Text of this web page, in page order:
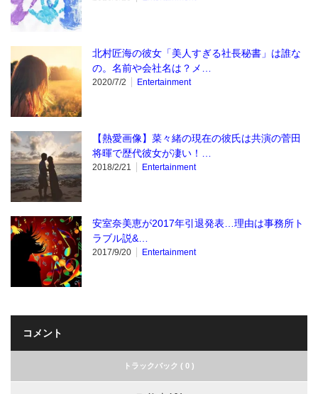
北村匠海の彼女「美人すぎる社長秘書」は誰な
の。名前や会社名は？メ…
2020/7/2 Entertainment
【熱愛画像】菜々緒の現在の彼氏は共演の菅田
将暉で歴代彼女が凄い！…
2018/2/21 Entertainment
安室奈美恵が2017年引退発表…理由は事務所ト
ラブル説&…
2017/9/20 Entertainment
コメント
トラックバック ( 0 )